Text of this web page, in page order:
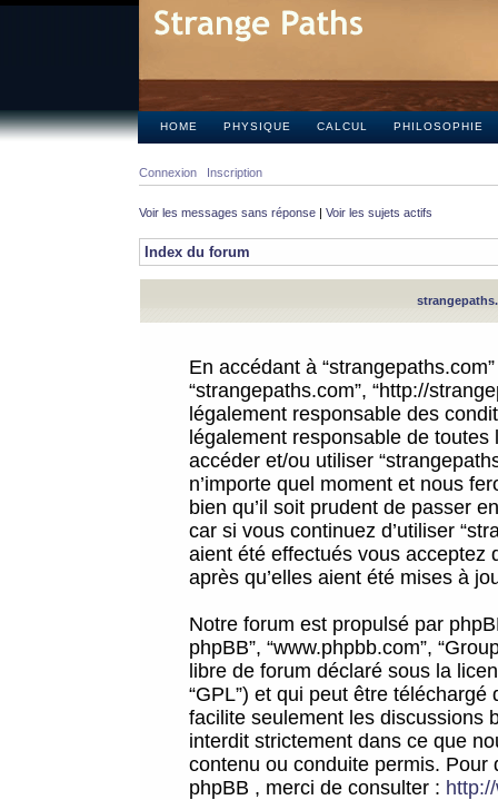
HOME PHYSIQUE CALCUL PHILOSOPHIE
Connexion Inscription
Voir les messages sans réponse | Voir les sujets actifs
Index du forum
En accédant à
“strangepaths.com”, “http://
légalement responsable des
légalement responsable de
accéder et/ou utiliser
n’importe quel moment et nous
bien qu’il soit prudent de passer
car si vous continuez d’utiliser
aient été effectués vous acceptez
après qu’elles aient été mises à
Notre forum est propulsé par
phpBB”, “www.phpbb.com”,
libre de forum déclaré sous la
“GPL”) et qui peut être téléchargé
facilite seulement les discussions
interdit strictement dans ce que
contenu ou conduite permis.
phpBB , merci de consulter :